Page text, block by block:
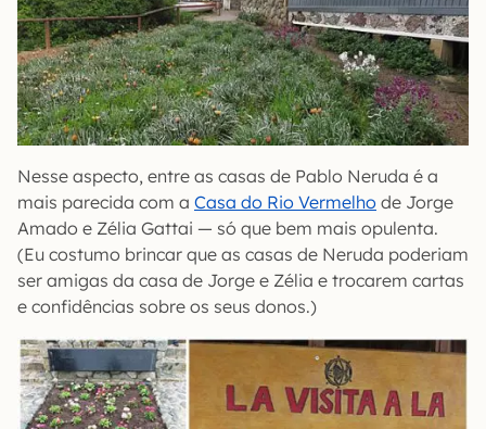
Nesse aspecto, entre as casas de Pablo Neruda é a
mais parecida com a Casa do Rio Vermelho de Jorge
Amado e Zélia Gattai — só que bem mais opulenta.
(Eu costumo brincar que as casas de Neruda poderiam
ser amigas da casa de Jorge e Zélia e trocarem cartas
e confidências sobre os seus donos.)